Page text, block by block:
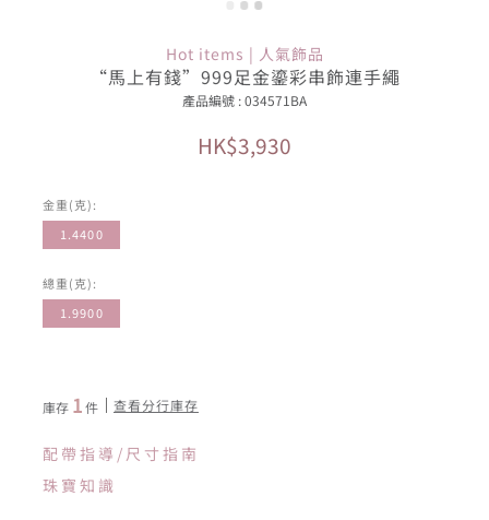
Hot items | 人氣飾品
“馬上有錢”999足金鎏彩串飾連手繩
產品編號 : 034571BA
HK$3,930
金重(克):
1.4400
總重(克):
1.9900
庫存 1件 查看分行庫存
配帶指導/尺寸指南
珠寶知識